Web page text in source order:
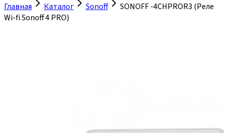
Главная
Каталог Sonoff
SONOFF -4CHPROR3 (Реле
Wi-fi Sonoff 4 PRO)